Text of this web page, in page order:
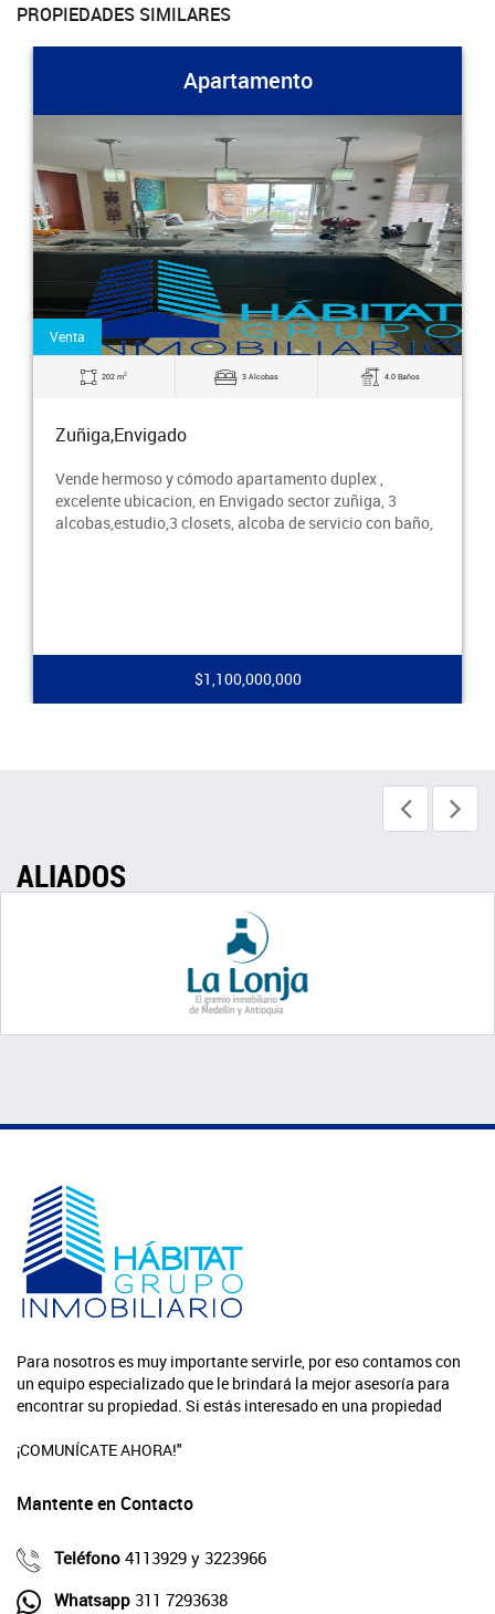
PROPIEDADES SIMILARES
Apartamento
Venta
202 m2 3 Alcobas 4.0 Baños
Zuñiga,Envigado
Vende hermoso y cómodo apartamento duplex ,
excelente ubicacion, en Envigado sector zuñiga, 3
alcobas,estudio,3 closets, alcoba de servicio con baño,
$1,100,000,000
ALIADOS
Para nosotros es muy importante servirle, por eso contamos con
un equipo especializado que le brindará la mejor asesoría para
encontrar su propiedad. Si estás interesado en una propiedad
¡COMUNÍCATE AHORA!"
Mantente en Contacto
Teléfono 4113929 y 3223966
Whatsapp 311 7293638